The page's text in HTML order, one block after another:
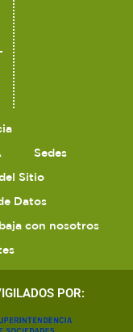
Sedes
Sitio
Datos
con nosotros
POR: